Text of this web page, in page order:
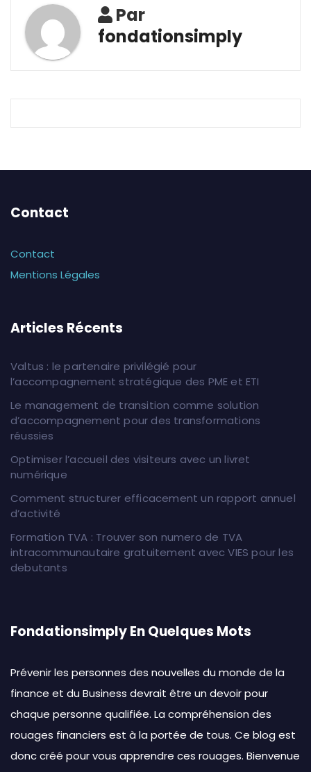
du terrorisme Par
fondationsimply
Contact
Contact
Mentions Légales
Articles Récents
Valtus : le partenaire privilégié pour
l’accompagnement stratégique des PME et ETI
Le management de transition comme solution
d’accompagnement pour des transformations
réussies
Optimiser l’accueil des visiteurs avec un livret
numérique
Comment structurer efficacement un rapport annuel
d’activité
Formation TVA : Trouver son numero de TVA
intracommunautaire gratuitement avec VIES pour les
debutants
Fondationsimply En Quelques Mots
Prévenir les personnes des nouvelles du monde de la
finance et du Business devrait être un devoir pour
chaque personne qualifiée. La compréhension des
rouages financiers est à la portée de tous. Ce blog est
donc créé pour vous apprendre ces rouages. Bienvenue